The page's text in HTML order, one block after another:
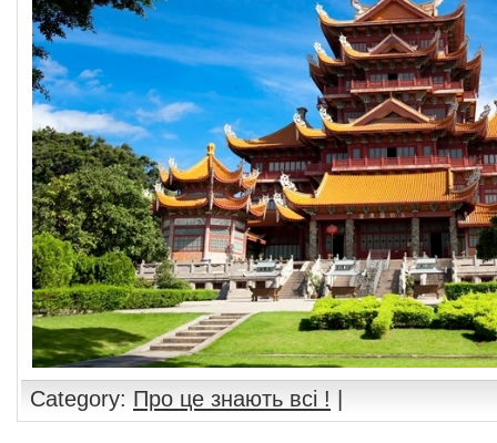
Category: Про це знають всі !